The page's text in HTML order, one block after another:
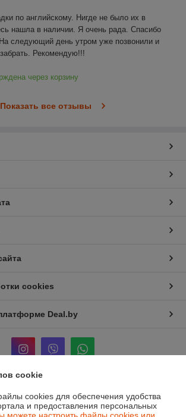
по английскому. Нигде не было их в
нашла в наличии. Я очень рада. Спасибо
следующий день утром уже позвонили и
Рекомендую!!!
через корзину
Показать все отзывы
cookies
Deal.by
ЧТУП «Мечты Киры»
cookie
cookies для обеспечения удобства
и предоставления персональных